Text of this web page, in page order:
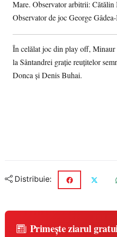
Mare. Observator arbitrii: Cătălin
Observator de joc George
În celălat joc din play off,
la Sântandrei grație reuțitelor
Donca și Denis Buhai.
Distribuie:
Primește ziarul